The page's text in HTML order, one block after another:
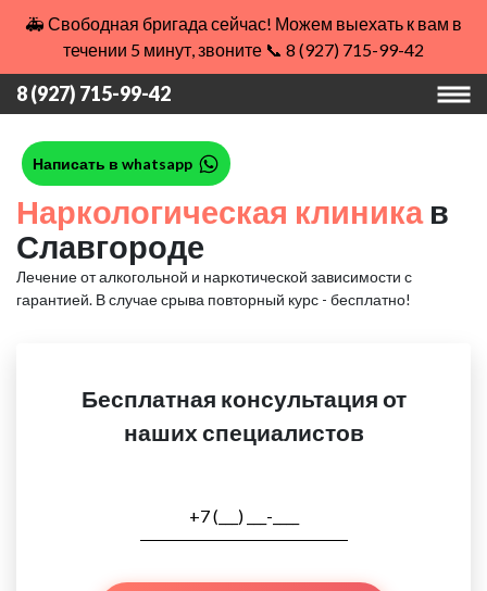
🚑 Свободная бригада сейчас! Можем выехать к вам в
течении 5 минут, звоните 📞 8 (927) 715-99-42
8 (927) 715-99-42
Написать в whatsapp
Наркологическая клиникав
Славгороде
Лечение от алкогольной и наркотической зависимости с
гарантией. В случае срыва повторный курс - бесплатно!
Бесплатная консультация от
наших специалистов